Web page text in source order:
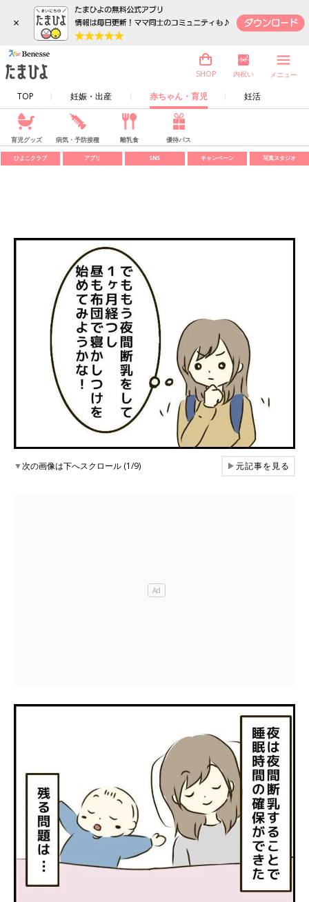
×
TOP 妊娠・出産 赤ちゃん・育児 妊活
SHOP 内祝い メニュー
育児グッズ 病気・予防接種 離乳食 優待パス
ひよこクラブ アプリ SNS キャンペーン 写真スタジオ
▼次の画像は下へスクロール (1/9) ▶元記事を見る